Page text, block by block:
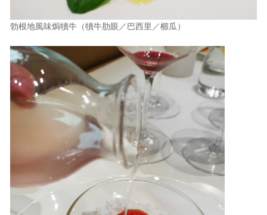
勃根地風味焗犢牛（犢牛肋眼／巴西里／櫛瓜）